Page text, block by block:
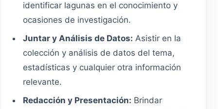
identificar lagunas en el conocimiento y
ocasiones de investigación.
Juntar y Análisis de Datos: Asistir en la
colección y análisis de datos del tema,
estadísticas y cualquier otra información
relevante.
Redacción y Presentación: Brindar